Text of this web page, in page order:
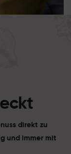
direkt zu
und immer mit